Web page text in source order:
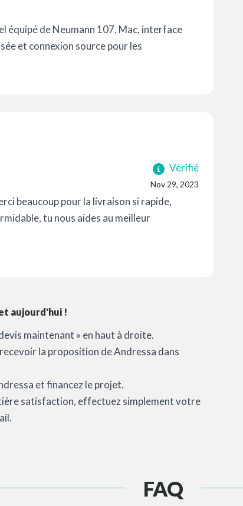
équipé de Neumann 107, Mac, interface
et connexion source pour les
Vérifié
Nov 29, 2023
beaucoup pour la livraison si rapide,
tu nous aides au meilleur
aujourd'hui !
maintenant » en haut à droite.
la proposition de Andressa dans
et financez le projet.
satisfaction, effectuez simplement votre
FAQ